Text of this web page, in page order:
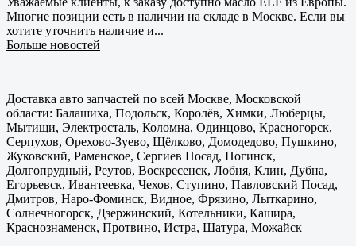
Многие позиции есть в наличии на складе в Москве. Если вы
хотите уточнить наличие и...
Больше новостей
Доставка авто запчастей по всей Москве, Московской
области: Балашиха, Подольск, Королёв, Химки, Люберцы,
Мытищи, Электросталь, Коломна, Одинцово, Красногорск,
Серпухов, Орехово-Зуево, Щёлково, Домодедово, Пушкино,
Жуковский, Раменское, Сергиев Посад, Ногинск,
Долгопрудный, Реутов, Воскресенск, Лобня, Клин, Дубна,
Егорьевск, Ивантеевка, Чехов, Ступино, Павловский Посад,
Дмитров, Наро-Фоминск, Видное, Фрязино, Лыткарино,
Солнечногорск, Дзержинский, Котельники, Кашира,
Краснознаменск, Протвино, Истра, Шатура, Можайск